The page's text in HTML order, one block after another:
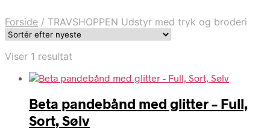
Forside / TRAVSHOPPEN Udstyr med tryk og broderi
Viser 1 resultat
Beta pandebånd med glitter – Full,
Sort, Sølv